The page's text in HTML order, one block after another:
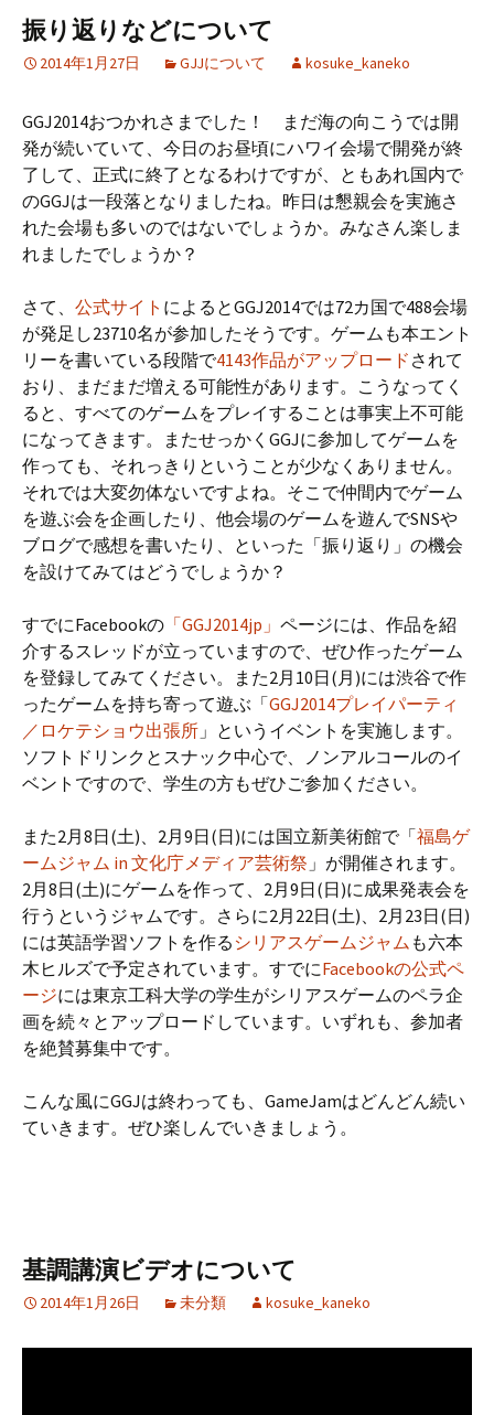
振り返りなどについて
2014年1月27日 GJJについて kosuke_kaneko
GGJ2014おつかれさまでした！ まだ海の向こうでは開
発が続いていて、今日のお昼頃にハワイ会場で開発が終
了して、正式に終了となるわけですが、ともあれ国内で
のGGJは一段落となりましたね。昨日は懇親会を実施さ
れた会場も多いのではないでしょうか。みなさん楽しま
れましたでしょうか？
さて、 公式サイト によるとGGJ2014では72カ国で488会場
が発足し23710名が参加したそうです。ゲームも本エント
リーを書いている段階で4143作品がアップロード されて
おり、まだまだ増える可能性があります。こうなってく
ると、すべてのゲームをプレイすることは事実上不可能
になってきます。またせっかくGGJに参加してゲームを
作っても、それっきりということが少なくありません。
それでは大変勿体ないですよね。そこで仲間内でゲーム
を遊ぶ会を企画したり、他会場のゲームを遊んでSNSや
ブログで感想を書いたり、といった「振り返り」の機会
を設けてみてはどうでしょうか？
すでにFacebookの 「GGJ2014jp」 ページには、作品を紹
介するスレッドが立っていますので、ぜひ作ったゲーム
を登録してみてください。また2月10日(月)には渋谷で作
ったゲームを持ち寄って遊ぶ「GGJ2014プレイパーティ
／ロケテショウ出張所 」というイベントを実施します。
ソフトドリンクとスナック中心で、ノンアルコールのイ
ベントですので、学生の方もぜひご参加ください。
また2月8日(土)、2月9日(日)には国立新美術館で「福島ゲ
ームジャム in 文化庁メディア芸術祭 」が開催されます。
2月8日(土)にゲームを作って、2月9日(日)に成果発表会を
行うというジャムです。さらに2月22日(土)、2月23日(日)
には英語学習ソフトを作る シリアスゲームジャム も六本
木ヒルズで予定されています。すでにFacebookの公式ペ
ージには東京工科大学の学生がシリアスゲームのペラ企
画を続々とアップロードしています。いずれも、参加者
を絶賛募集中です。
こんな風にGGJは終わっても、GameJamはどんどん続い
ていきます。ぜひ楽しんでいきましょう。
基調講演ビデオについて
2014年1月26日 未分類 kosuke_kaneko